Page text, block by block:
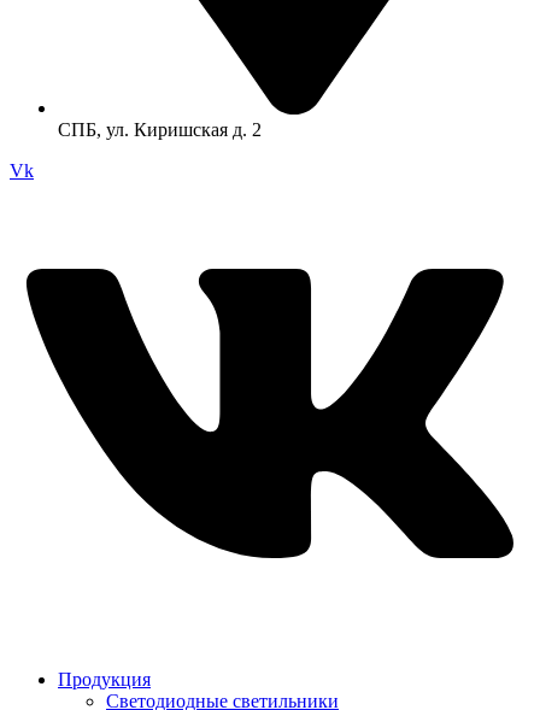
СПБ, ул. Киришская д. 2
Vk
Продукция
Светодиодные светильники